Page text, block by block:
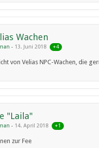
Wachen
13. Juni 2018 +4
von Velias NPC-Wachen, die
"Laila"
14. April 2018 +1
zur Fee